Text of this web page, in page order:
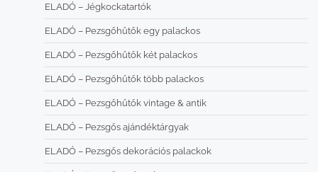
ELADÓ – Jégkockatartók
ELADÓ – Pezsgőhűtők egy palackos
ELADÓ – Pezsgőhűtők két palackos
ELADÓ – Pezsgőhűtők több palackos
ELADÓ – Pezsgőhűtők vintage & antik
ELADÓ – Pezsgős ajándéktárgyak
ELADÓ – Pezsgős dekorációs palackok